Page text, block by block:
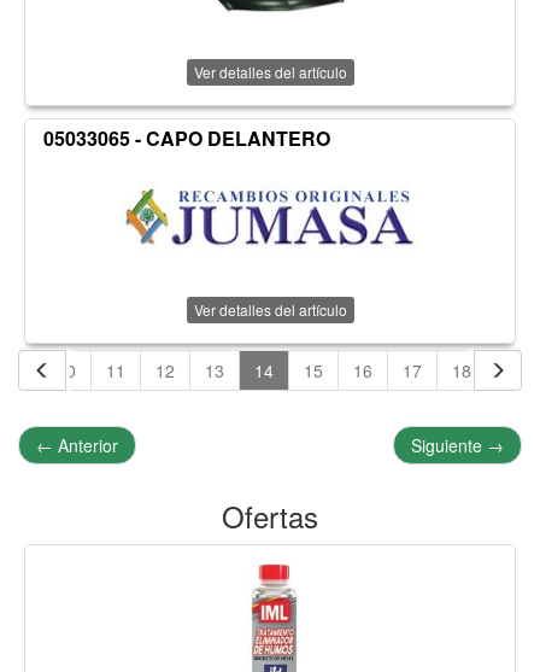
Ver detalles del artículo
05033065 - CAPO DELANTERO
Ver detalles del artículo
10 11 12 13 14 15 16 17 18 19
← Anterior Siguiente →
Ofertas